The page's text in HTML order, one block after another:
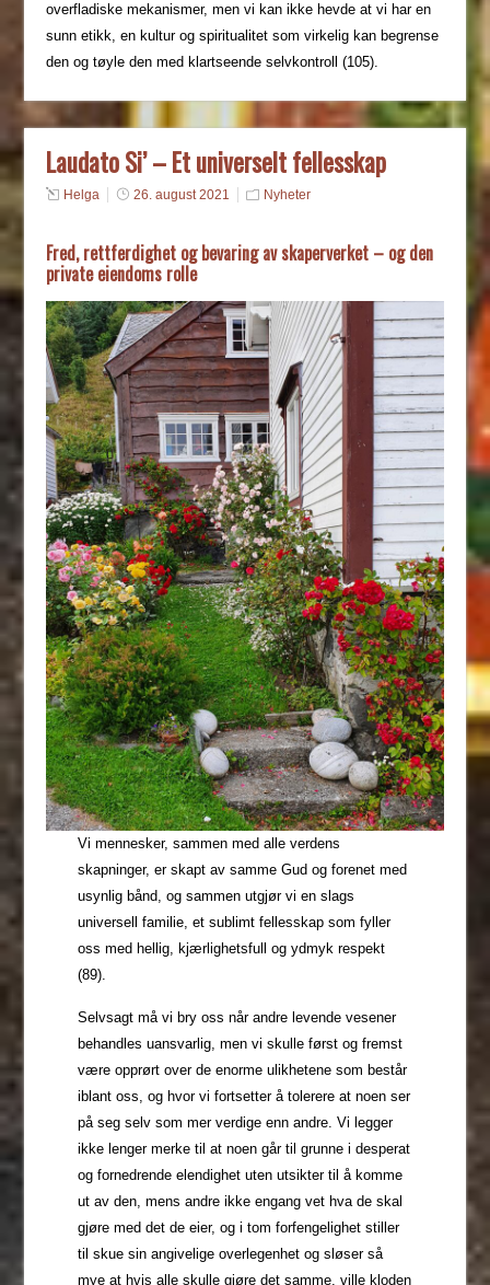
overfladiske mekanismer, men vi kan ikke hevde at vi har en
sunn etikk, en kultur og spiritualitet som virkelig kan begrense
den og tøyle den med klartseende selvkontroll (105).
Laudato Si’ – Et universelt fellesskap
Helga 26. august 2021 Nyheter
Fred, rettferdighet og bevaring av skaperverket – og den
private eiendoms rolle
Vi mennesker, sammen med alle verdens
skapninger, er skapt av samme Gud og forenet med
usynlig bånd, og sammen utgjør vi en slags
universell familie, et sublimt fellesskap som fyller
oss med hellig, kjærlighetsfull og ydmyk respekt
(89).
Selvsagt må vi bry oss når andre levende vesener
behandles uansvarlig, men vi skulle først og fremst
være opprørt over de enorme ulikhetene som består
iblant oss, og hvor vi fortsetter å tolerere at noen ser
på seg selv som mer verdige enn andre. Vi legger
ikke lenger merke til at noen går til grunne i desperat
og fornedrende elendighet uten utsikter til å komme
ut av den, mens andre ikke engang vet hva de skal
gjøre med det de eier, og i tom forfengelighet stiller
til skue sin angivelige overlegenhet og sløser så
mye at hvis alle skulle gjøre det samme, ville kloden